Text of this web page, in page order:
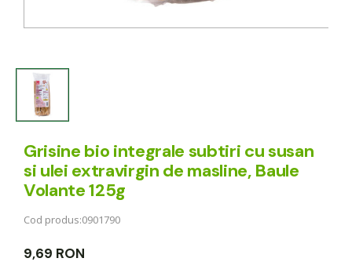
Grisine bio integrale subtiri cu susan
si ulei extravirgin de masline, Baule
Volante 125g
Cod produs:0901790
9,69 RON